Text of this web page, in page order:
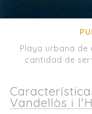
Playa urbana de
cantidad de
Vandellòs i